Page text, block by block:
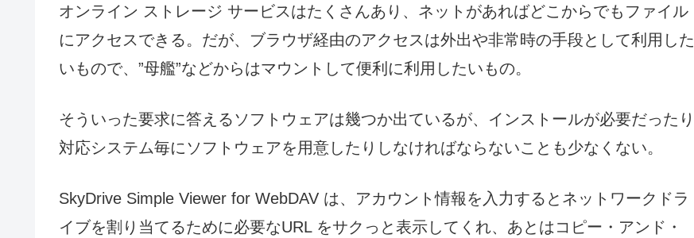
オンライン ストレージ サービスはたくさんあり、ネットがあればどこからでもファイル
にアクセスできる。だが、ブラウザ経由のアクセスは外出や非常時の手段として利用した
いもので、”母艦”などからはマウントして便利に利用したいもの。
そういった要求に答えるソフトウェアは幾つか出ているが、インストールが必要だったり
対応システム毎にソフトウェアを用意したりしなければならないことも少なくない。
SkyDrive Simple Viewer for WebDAV は、アカウント情報を入力するとネットワークドラ
イブを割り当てるために必要なURL をサクっと表示してくれ、あとはコピー・アンド・